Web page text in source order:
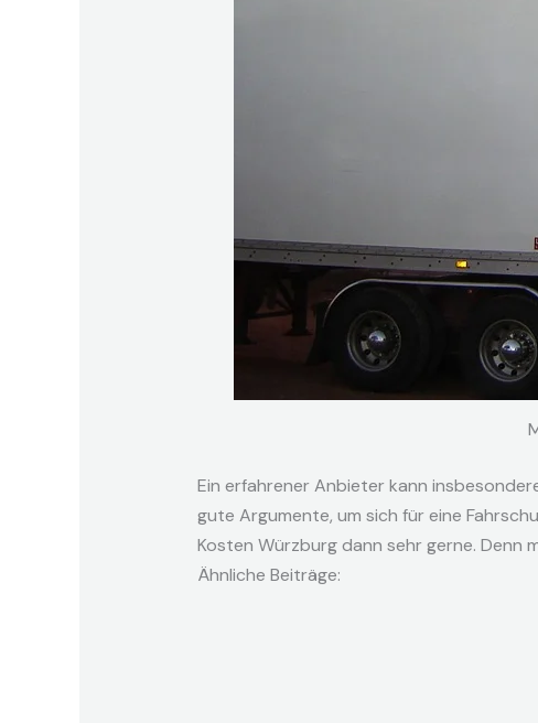
Ein erfahrener Anbieter kann
gute Argumente, um sich für eine
Kosten Würzburg dann sehr gerne. Denn
Ähnliche Beiträge: